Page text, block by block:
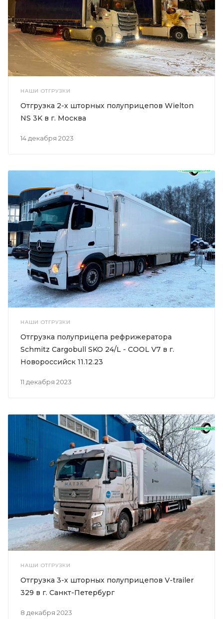
НАШИ ОТГРУЗКИ
14 декабря 2023
Отгрузка 2-х шторных полуприцепов Wielton
NS 3K в г. Москва
НАШИ ОТГРУЗКИ
11 декабря 2023
Отгрузка полуприцепа рефрижератора
Schmitz Cargobull SKO 24/L - COOL V7 в г.
Новороссийск 11.12.23
НАШИ ОТГРУЗКИ
8 декабря 2023
Отгрузка 3-х шторных полуприцепов V-trailer
329 в г. Санкт-Петербург